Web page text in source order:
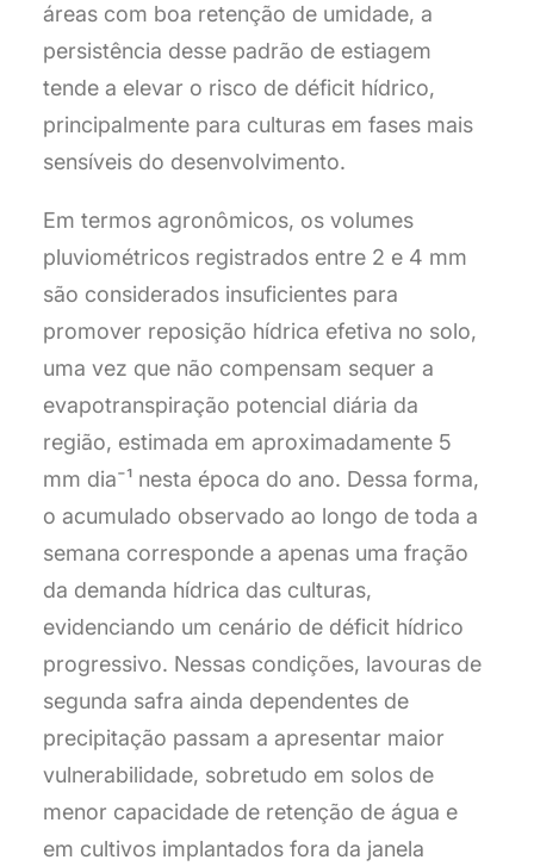
áreas com boa retenção de umidade, a
persistência desse padrão de estiagem
tende a elevar o risco de déficit hídrico,
principalmente para culturas em fases mais
sensíveis do desenvolvimento.
Em termos agronômicos, os volumes
pluviométricos registrados entre 2 e 4 mm
são considerados insuficientes para
promover reposição hídrica efetiva no solo,
uma vez que não compensam sequer a
evapotranspiração potencial diária da
região, estimada em aproximadamente 5
mm dia⁻¹ nesta época do ano. Dessa forma,
o acumulado observado ao longo de toda a
semana corresponde a apenas uma fração
da demanda hídrica das culturas,
evidenciando um cenário de déficit hídrico
progressivo. Nessas condições, lavouras de
segunda safra ainda dependentes de
precipitação passam a apresentar maior
vulnerabilidade, sobretudo em solos de
menor capacidade de retenção de água e
em cultivos implantados fora da janela